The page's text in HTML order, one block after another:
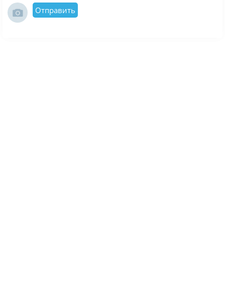
Отправить